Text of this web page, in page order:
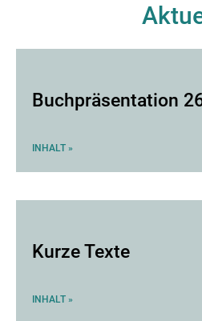
Buchpräsentation
INHALT »
Kurze Texte
INHALT »